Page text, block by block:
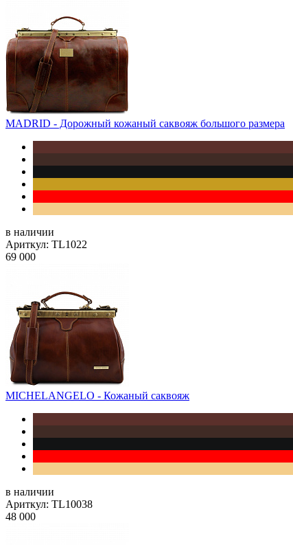
MADRID - Дорожный кожаный саквояж большого размера
в наличии
Ариткул: TL1022
69 000
MICHELANGELO - Кожаный саквояж
в наличии
Ариткул: TL10038
48 000